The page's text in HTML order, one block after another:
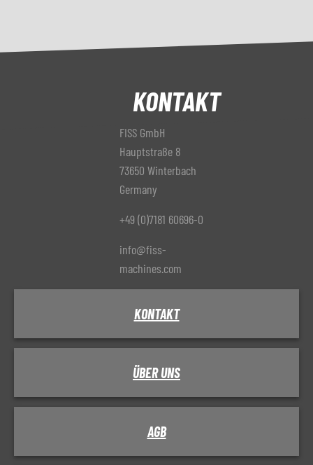
KONTAKT
FISS GmbH
Hauptstraße 8
73650 Winterbach
Germany
+49 (0)7181 60696-0
info@fiss-
machines.com
KONTAKT
ÜBER UNS
AGB